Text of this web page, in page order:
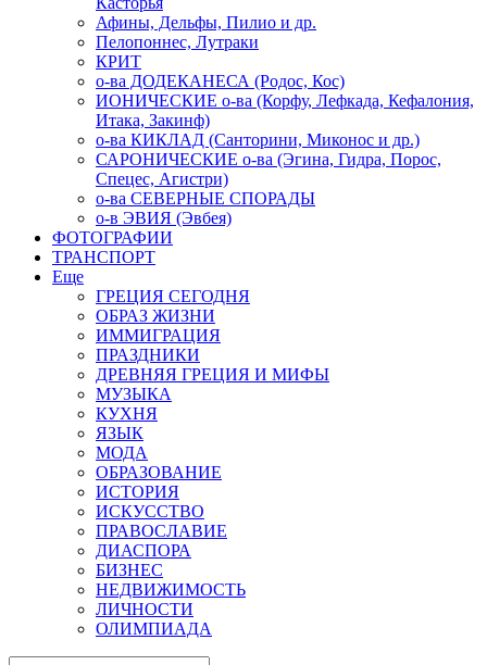
Афины, Дельфы, Пилио и др.
Пелопоннес, Лутраки
КРИТ
о-ва ДОДЕКАНЕСА (Родос, Кос)
ИОНИЧЕСКИЕ о-ва (Корфу, Лефкада, Кефалония,
Итака, Закинф)
о-ва КИКЛАД (Санторини, Миконос и др.)
САРОНИЧЕСКИЕ о-ва (Эгина, Гидра, Порос,
Спецес, Агистри)
о-ва СЕВЕРНЫЕ СПОРАДЫ
о-в ЭВИЯ (Эвбея)
ФОТОГРАФИИ
ТРАНСПОРТ
Еще
ГРЕЦИЯ СЕГОДНЯ
ОБРАЗ ЖИЗНИ
ИММИГРАЦИЯ
ПРАЗДНИКИ
ДРЕВНЯЯ ГРЕЦИЯ И МИФЫ
МУЗЫКА
КУХНЯ
ЯЗЫК
МОДА
ОБРАЗОВАНИЕ
ИСТОРИЯ
ИСКУССТВО
ПРАВОСЛАВИЕ
ДИАСПОРА
БИЗНЕС
НЕДВИЖИМОСТЬ
ЛИЧНОСТИ
ОЛИМПИАДА